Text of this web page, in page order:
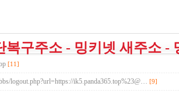
복구주소 - 밍키넷 새주소 -
[11]
logout.php?url=https://ik5.panda365.top%23@… [9]